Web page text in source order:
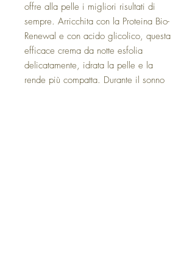
offre alla pelle i migliori risultati di
sempre. Arricchita con la Proteina Bio-
Renewal e con acido glicolico, questa
efficace crema da notte esfolia
delicatamente, idrata la pelle e la
rende più compatta. Durante il sonno